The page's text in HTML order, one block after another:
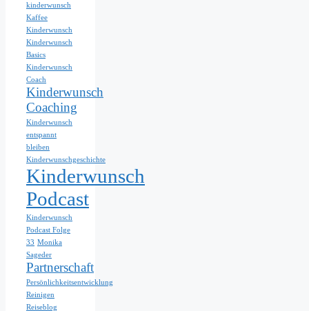
kinderwunsch
Kaffee
Kinderwunsch
Kinderwunsch
Basics
Kinderwunsch
Coach
Kinderwunsch
Coaching
Kinderwunsch
entspannt
bleiben
Kinderwunschgeschichte
Kinderwunsch
Podcast
Kinderwunsch
Podcast Folge
33 Monika
Sageder
Partnerschaft
Persönlichkeitsentwicklung
Reinigen
Reiseblog